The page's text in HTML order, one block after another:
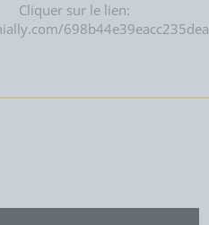
Cliquer sur le lien: